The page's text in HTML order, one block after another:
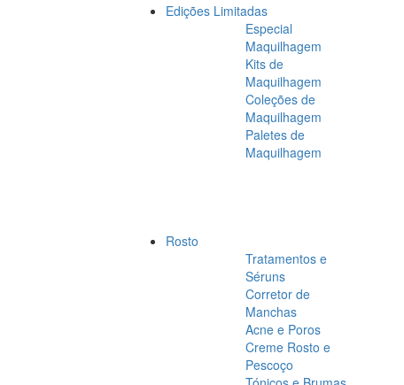
Edições Limitadas
Especial
Maquilhagem
Kits de
Maquilhagem
Coleções de
Maquilhagem
Paletes de
Maquilhagem
Rosto
Tratamentos e
Séruns
Corretor de
Manchas
Acne e Poros
Creme Rosto e
Pescoço